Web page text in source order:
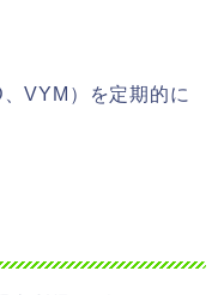
VYM）を定期的に